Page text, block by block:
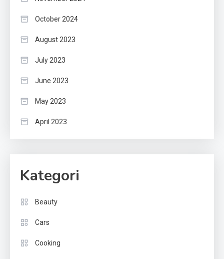
October 2024
August 2023
July 2023
June 2023
May 2023
April 2023
Kategori
Beauty
Cars
Cooking